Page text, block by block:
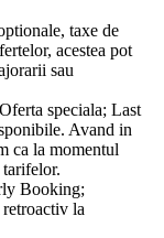
taxe de
acestea pot
sau
speciala; Last
Avand in
ca la momentul
Booking;
la